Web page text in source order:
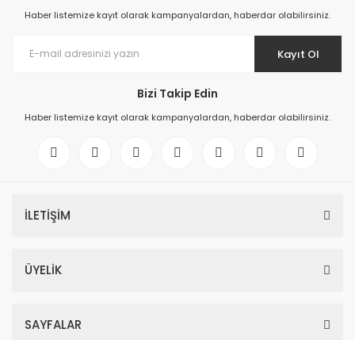
Haber listemize kayıt olarak kampanyalardan, haberdar olabilirsiniz.
Kayıt Ol
Bizi Takip Edin
Haber listemize kayıt olarak kampanyalardan, haberdar olabilirsiniz.
İLETİŞİM
ÜYELİK
SAYFALAR